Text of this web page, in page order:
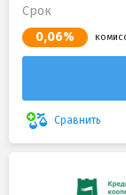
Срок
0,06%
Сравнить